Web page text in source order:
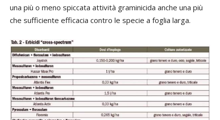
una più o meno spiccata attività graminicida anche una più
che sufficiente efficacia contro le specie a foglia larga.